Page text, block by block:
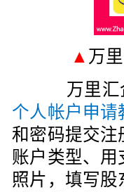
▲ 万
万里汇企
个人帐户申请
和密码提交注
账户类型、
照片，填写股